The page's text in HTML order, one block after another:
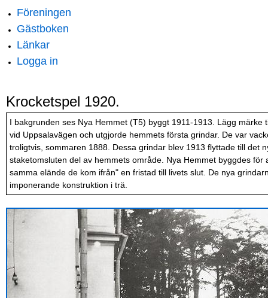
Föreningen
Gästboken
Länkar
Logga in
Krocketspel 1920.
I bakgrunden ses Nya Hemmet (T5) byggt 1911-1913. Lägg
vid Uppsalavägen och utgjorde hemmets första grindar. De var
troligtvis, sommaren 1888. Dessa grindar blev 1913 flyttade till det
staketomsluten del av hemmets område. Nya Hemmet byggdes
samma elände de kom ifrån" en fristad till livets slut. De nya
imponerande konstruktion i trä.